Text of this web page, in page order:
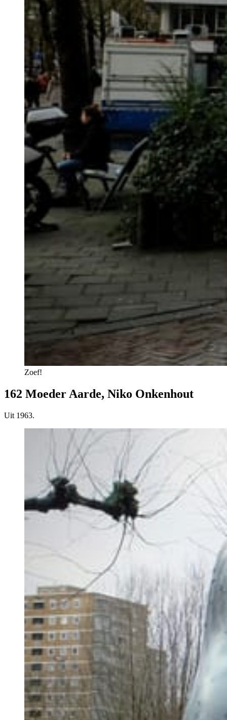
Zoef!
162 Moeder Aarde, Niko Onkenhout
Uit 1963.